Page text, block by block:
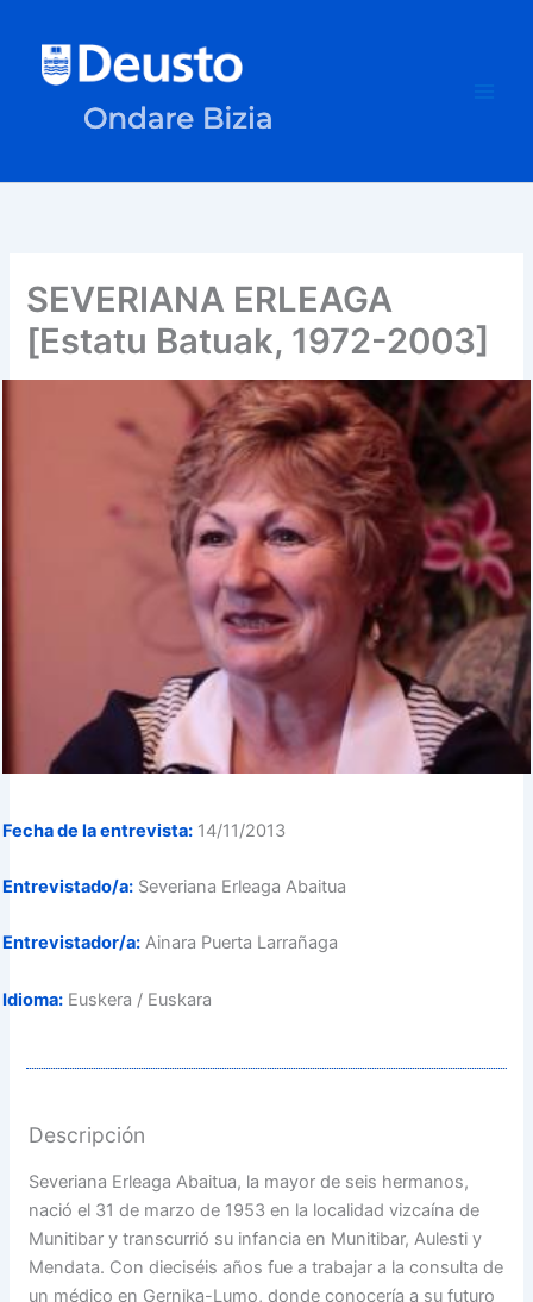
contenido
SEVERIANA ERLEAGA
[Estatu Batuak, 1972-2003]
Fecha de la entrevista: 14/11/2013
Entrevistado/a: Severiana Erleaga Abaitua
Entrevistador/a: Ainara Puerta Larrañaga
Idioma: Euskera / Euskara
Descripción
Severiana Erleaga Abaitua, la mayor de seis hermanos,
nació el 31 de marzo de 1953 en la localidad vizcaína de
Munitibar y transcurrió su infancia en Munitibar, Aulesti y
Mendata. Con dieciséis años fue a trabajar a la consulta de
un médico en Gernika-Lumo, donde conocería a su futuro